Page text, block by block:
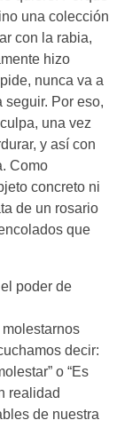
una colección
con la rabia,
hizo
nunca va a
seguir. Por eso,
una vez
y así con
Como
concreto ni
de un rosario
que
poder de
decir:
o “Es
realidad
de nuestra